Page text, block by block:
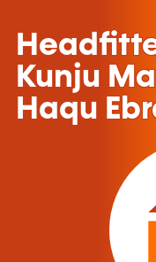
Kunju
Haqu